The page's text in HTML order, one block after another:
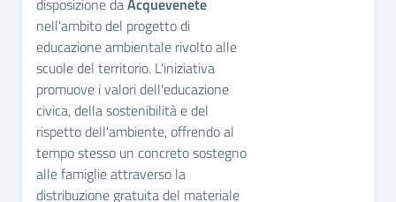
disposizione daAcquevenete
nell'ambito del progetto di
educazione ambientale rivolto alle
scuole del territorio. L'iniziativa
promuove i valori dell'educazione
civica, della sostenibilità e del
rispetto dell'ambiente, offrendo al
tempo stesso un concreto sostegno
alle famiglie attraverso la
distribuzione gratuita del materiale